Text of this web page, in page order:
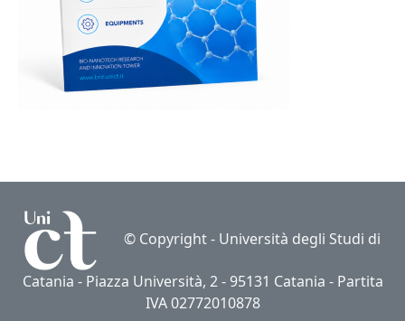
© Copyright - Università degli Studi di
Catania - Piazza Università, 2 - 95131 Catania - Partita
IVA 02772010878